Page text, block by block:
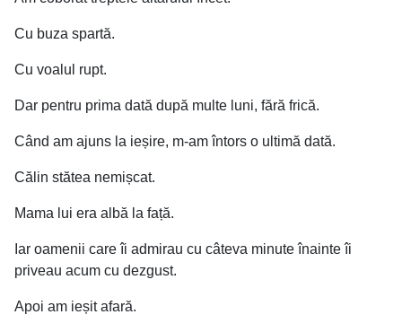
Cu buza spartă.
Cu voalul rupt.
Dar pentru prima dată după multe luni, fără frică.
Când am ajuns la ieșire, m-am întors o ultimă dată.
Călin stătea nemișcat.
Mama lui era albă la față.
Iar oamenii care îi admirau cu câteva minute înainte îi
priveau acum cu dezgust.
Apoi am ieșit afară.